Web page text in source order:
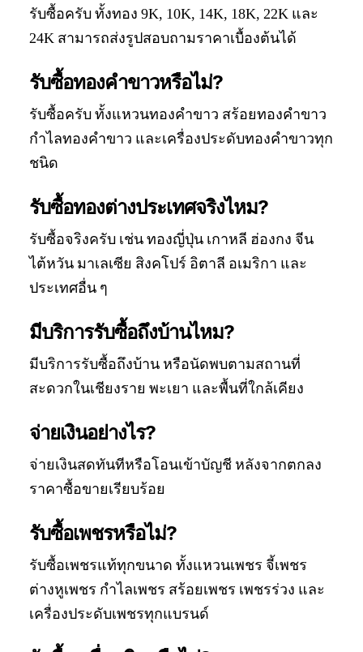
รับซื้อครับ ทั้งทอง 9K, 10K, 14K, 18K, 22K และ
24K สามารถส่งรูปสอบถามราคาเบื้องต้นได้
รับซื้อทองคำขาวหรือไม่?
รับซื้อครับ ทั้งแหวนทองคำขาว สร้อยทองคำขาว
กำไลทองคำขาว และเครื่องประดับทองคำขาวทุก
ชนิด
รับซื้อทองต่างประเทศจริงไหม?
รับซื้อจริงครับ เช่น ทองญี่ปุ่น เกาหลี ฮ่องกง จีน
ไต้หวัน มาเลเซีย สิงคโปร์ อิตาลี อเมริกา และ
ประเทศอื่น ๆ
มีบริการรับซื้อถึงบ้านไหม?
มีบริการรับซื้อถึงบ้าน หรือนัดพบตามสถานที่
สะดวกในเชียงราย พะเยา และพื้นที่ใกล้เคียง
จ่ายเงินอย่างไร?
จ่ายเงินสดทันทีหรือโอนเข้าบัญชี หลังจากตกลง
ราคาซื้อขายเรียบร้อย
รับซื้อเพชรหรือไม่?
รับซื้อเพชรแท้ทุกขนาด ทั้งแหวนเพชร จี้เพชร
ต่างหูเพชร กำไลเพชร สร้อยเพชร เพชรร่วง และ
เครื่องประดับเพชรทุกแบรนด์